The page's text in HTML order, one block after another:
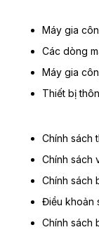
Máy gia
Các dòng
Máy gia
Thiết bị
Chính sách
Chính sách
Chính sách
Điều khoản
Chính sách